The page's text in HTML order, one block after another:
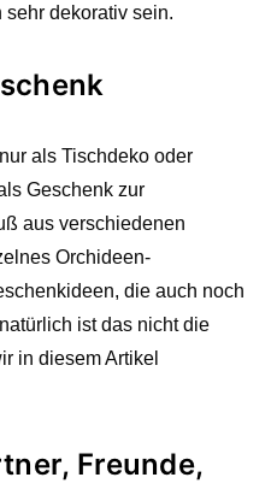
dekorativ sein.
als Tischdeko oder
Geschenk zur
aus verschiedenen
Orchideen-
die auch noch
ist das nicht die
in diesem Artikel
Freunde,